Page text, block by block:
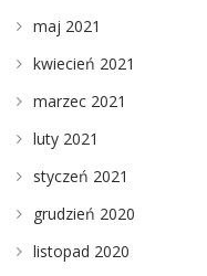
maj 2021
kwiecień 2021
marzec 2021
luty 2021
styczeń 2021
grudzień 2020
listopad 2020